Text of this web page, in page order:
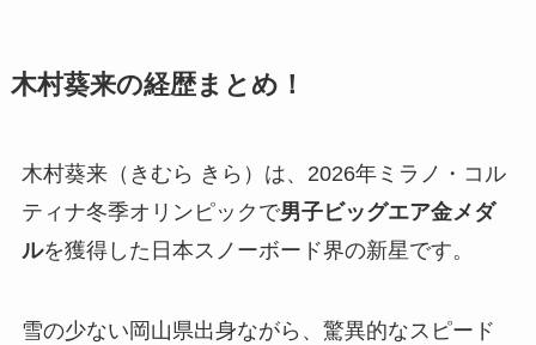
木村葵来の経歴まとめ！
木村葵来（きむら きら）は、2026年ミラノ・コル
ティナ冬季オリンピックで男子ビッグエア金メダ
ルを獲得した日本スノーボード界の新星です。
雪の少ない岡山県出身ながら、驚異的なスピード